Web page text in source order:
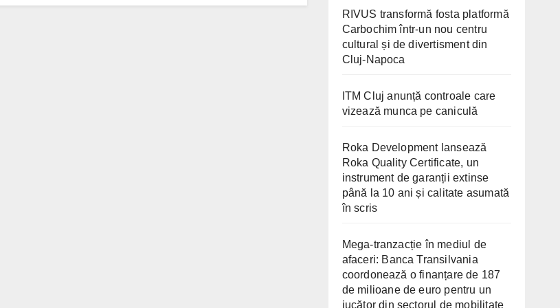
RIVUS transformă fosta platformă
Carbochim într-un nou centru
cultural și de divertisment din
Cluj-Napoca
ITM Cluj anunță controale care
vizează munca pe caniculă
Roka Development lansează
Roka Quality Certificate, un
instrument de garanții extinse
până la 10 ani și calitate asumată
în scris
Mega-tranzacție în mediul de
afaceri: Banca Transilvania
coordonează o finanțare de 187
de milioane de euro pentru un
jucător din sectorul de mobilitate